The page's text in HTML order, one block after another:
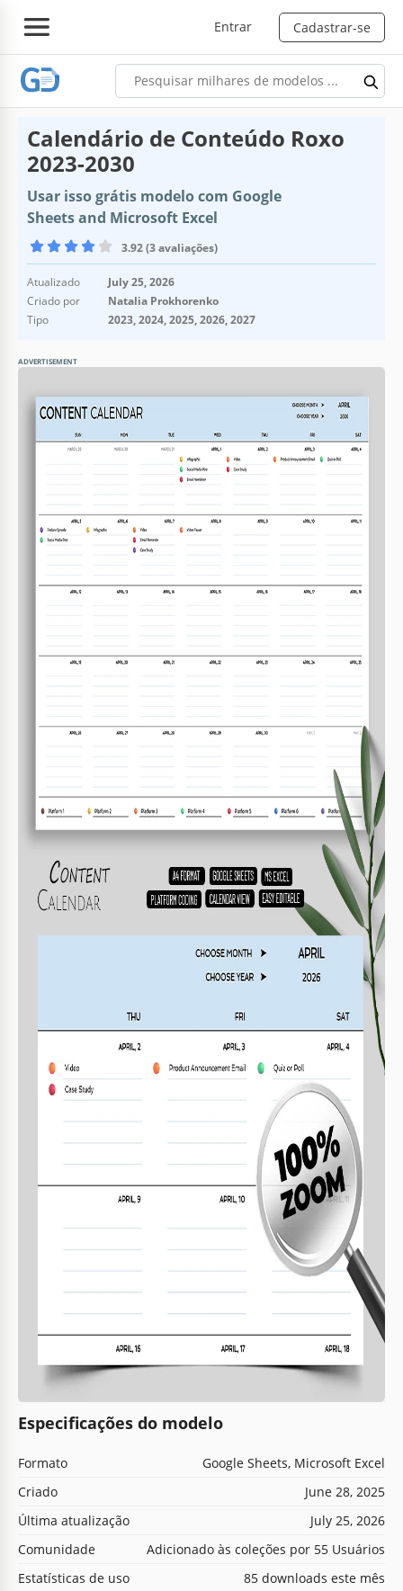
Entrar Cadastrar-se
Calendário de Conteúdo Roxo
2023-2030
Usar isso grátis modelo com Google
Sheets and Microsoft Excel
3.92 (3 avaliações)
Atualizado
July 25, 2026
Criado por
Natalia Prokhorenko
Tipo
2023, 2024, 2025, 2026, 2027
ADVERTISEMENT
Especificações do modelo
Formato
Google Sheets, Microsoft Excel
Criado
June 28, 2025
Última atualização
July 25, 2026
Comunidade
Adicionado às coleções por 55 Usuários
Estatísticas de uso
85 downloads este mês